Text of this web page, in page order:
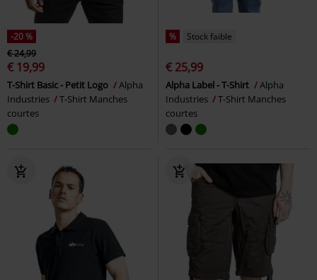
-20 %
€ 24,99
€ 19,99
T-Shirt Basic - Petit Logo
Alpha
Industries
T-Shirt Manches
courtes
% Stock faible
€ 25,99
Alpha Label - T-Shirt
Alpha
Industries
T-Shirt Manches
courtes